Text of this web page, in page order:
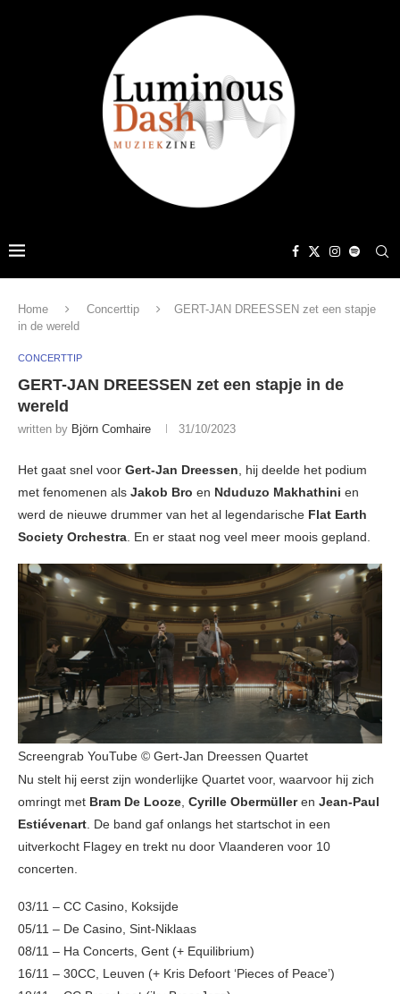
Home Concerttip
GERT-JAN DREESSEN zet een stapje
in de wereld
CONCERTTIP
GERT-JAN DREESSEN zet een stapje in de
wereld
written by Björn Comhaire 31/10/2023
Het gaat snel voor Gert-Jan Dreessen, hij deelde het podium
met fenomenen als Jakob Bro en Nduduzo Makhathini en
werd de nieuwe drummer van het al legendarische Flat Earth
Society Orchestra. En er staat nog veel meer moois gepland.
Screengrab YouTube © Gert-Jan Dreessen Quartet
Nu stelt hij eerst zijn wonderlijke Quartet voor, waarvoor hij zich
omringt met Bram De Looze Cyrille Obermülleren Jean-Paul
Estiévenart . De band gaf onlangs het startschot in een
uitverkocht Flagey en trekt nu door Vlaanderen voor 10
concerten.
03/11 – CC Casino, Koksijde
05/11 – De Casino, Sint-Niklaas
08/11 – Ha Concerts, Gent (+ Equilibrium)
16/11 – 30CC, Leuven (+ Kris Defoort ‘Pieces of Peace’)